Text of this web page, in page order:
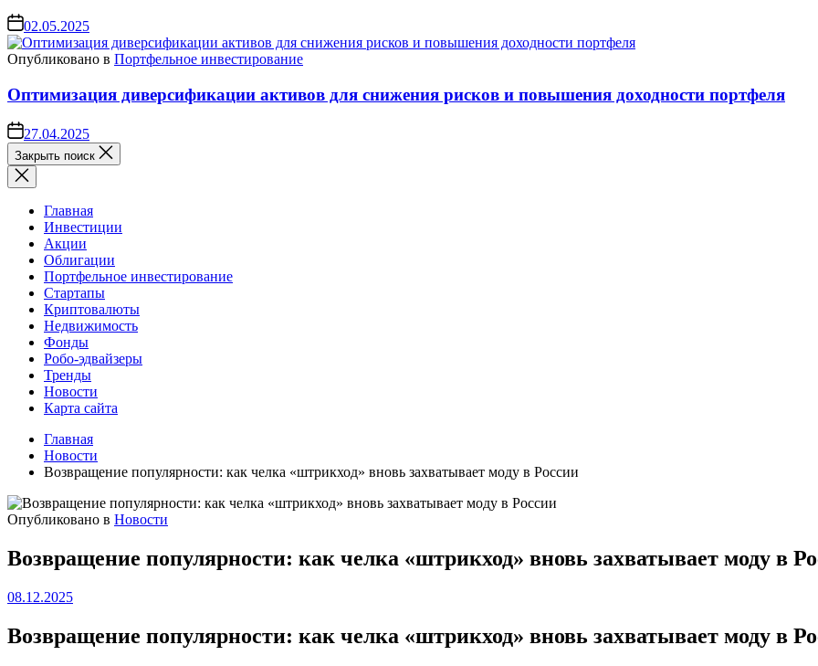
02.05.2025
Опубликовано в Портфельное инвестирование
Оптимизация диверсификации активов для снижения рисков и повышения доходности портфеля
27.04.2025
Закрыть поиск
Главная
Инвестиции
Акции
Облигации
Портфельное инвестирование
Стартапы
Криптовалюты
Недвижимость
Фонды
Робо-эдвайзеры
Тренды
Новости
Карта сайта
Главная
Новости
Возвращение популярности: как челка «штрикход» вновь захватывает моду в России
Опубликовано в Новости
Возвращение популярности: как челка «штрикход» вновь захватывает моду в
08.12.2025
Возвращение популярности: как челка «штрикход» вновь захватывает моду в